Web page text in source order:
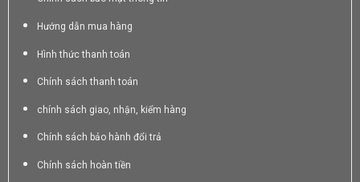
Hướng dẫn mua hàng
Hình thức thanh toán
Chính sách thanh toán
chính sách giao, nhận, kiểm hàng
Chính sách bảo hành đổi trả
Chính sách hoàn tiền